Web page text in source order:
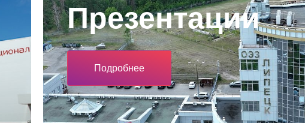
Презентации
Подробнее